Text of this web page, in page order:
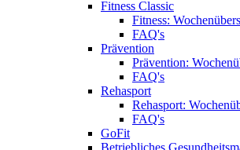
Fitness Classic
Fitness:
FAQ's
Prävention
Prävention:
FAQ's
Rehasport
Rehasport:
FAQ's
GoFit
Betriebliches